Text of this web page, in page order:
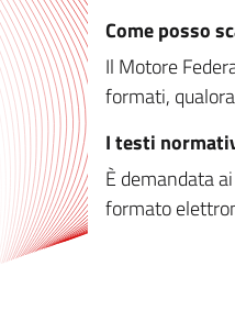
Come posso
Il Motore
formati,
I testi
È demandata
formato